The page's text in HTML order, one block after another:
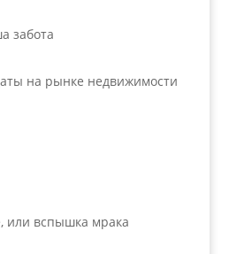
забота
на рынке недвижимости
или вспышка мрака